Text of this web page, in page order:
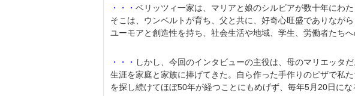
・・・ ベリッツィ一家は、マリアと娘のシルビアが数十年にわ
そこは、ウンベルトが育ち、父と共に、好奇心旺盛でありなが
ユーモアと創造性を持ち、社会生活や地域、学生、労働者たちへ
・・・ しかし、今回のインタビューの主役は、母のマリエッタ
生涯を家庭と家族に捧げてきた。自ら作った手作りのピザで私
を探し続けてほぼ50年が経つことにもめげず、毎年5月20日にな